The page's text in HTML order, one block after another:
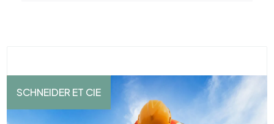
SCHNEIDER ET CIE